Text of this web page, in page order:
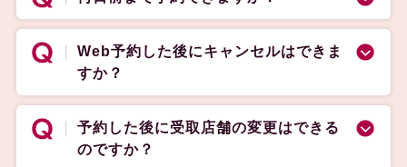
Web予約した後にキャンセルはできま
すか？
予約した後に受取店舗の変更はできる
のですか？